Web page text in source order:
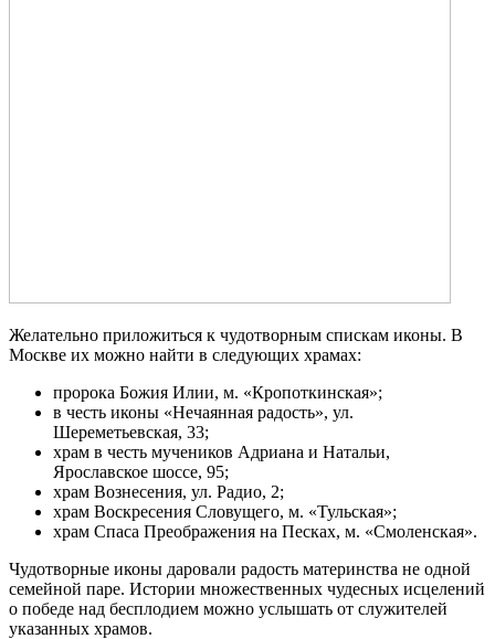
Желательно приложиться к чудотворным спискам иконы. В
Москве их можно найти в следующих храмах:
пророка Божия Илии, м. «Кропоткинская»;
в честь иконы «Нечаянная радость», ул.
Шереметьевская, 33;
храм в честь мучеников Адриана и Натальи,
Ярославское шоссе, 95;
храм Вознесения, ул. Радио, 2;
храм Воскресения Словущего, м. «Тульская»;
храм Спаса Преображения на Песках, м. «Смоленская».
Чудотворные иконы даровали радость материнства не одной
семейной паре. Истории множественных чудесных исцелений
о победе над бесплодием можно услышать от служителей
указанных храмов.